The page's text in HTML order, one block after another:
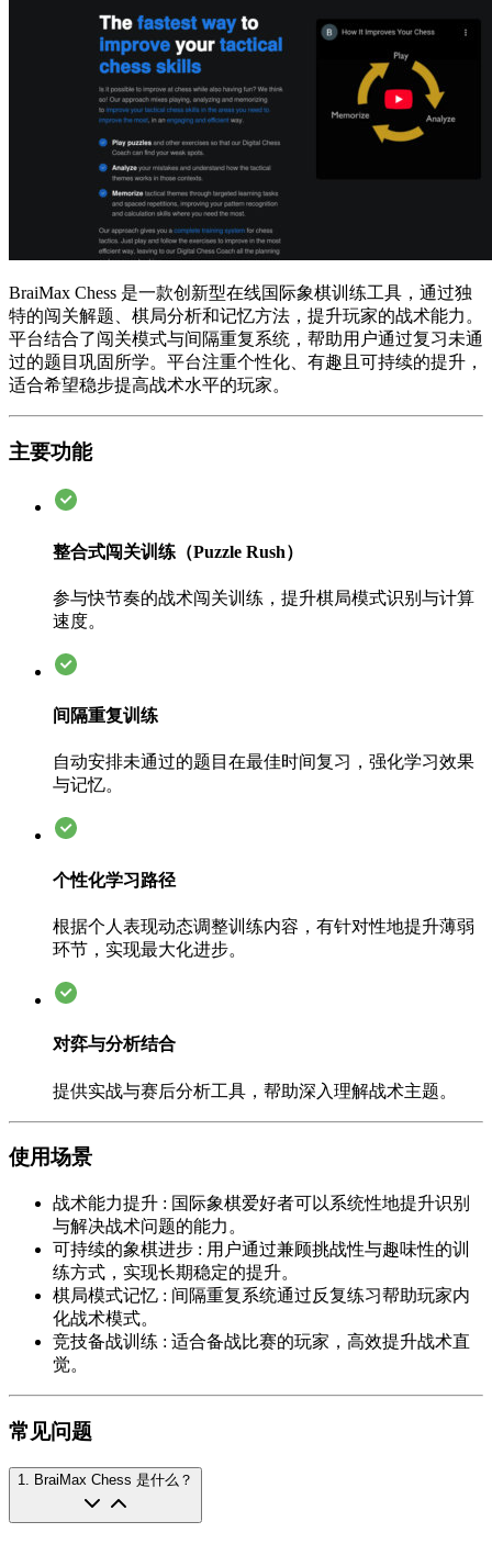
BraiMax Chess 是一款创新型在线国际象棋训练工具，通过独
特的闯关解题、棋局分析和记忆方法，提升玩家的战术能力。
平台结合了闯关模式与间隔重复系统，帮助用户通过复习未通
过的题目巩固所学。平台注重个性化、有趣且可持续的提升，
适合希望稳步提高战术水平的玩家。
主要功能
整合式闯关训练（Puzzle Rush）
参与快节奏的战术闯关训练，提升棋局模式识别与计算
速度。
间隔重复训练
自动安排未通过的题目在最佳时间复习，强化学习效果
与记忆。
个性化学习路径
根据个人表现动态调整训练内容，有针对性地提升薄弱
环节，实现最大化进步。
对弈与分析结合
提供实战与赛后分析工具，帮助深入理解战术主题。
使用场景
战术能力提升 : 国际象棋爱好者可以系统性地提升识别
与解决战术问题的能力。
可持续的象棋进步 : 用户通过兼顾挑战性与趣味性的训
练方式，实现长期稳定的提升。
棋局模式记忆 : 间隔重复系统通过反复练习帮助玩家内
化战术模式。
竞技备战训练 : 适合备战比赛的玩家，高效提升战术直
觉。
常见问题
1. BraiMax Chess 是什么？